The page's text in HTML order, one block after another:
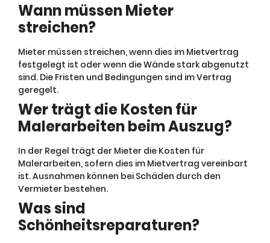
Wann müssen Mieter
streichen?
Mieter müssen streichen, wenn dies im Mietvertrag
festgelegt ist oder wenn die Wände stark abgenutzt
sind. Die Fristen und Bedingungen sind im Vertrag
geregelt.
Wer trägt die Kosten für
Malerarbeiten beim Auszug?
In der Regel trägt der Mieter die Kosten für
Malerarbeiten, sofern dies im Mietvertrag vereinbart
ist. Ausnahmen können bei Schäden durch den
Vermieter bestehen.
Was sind
Schönheitsreparaturen?